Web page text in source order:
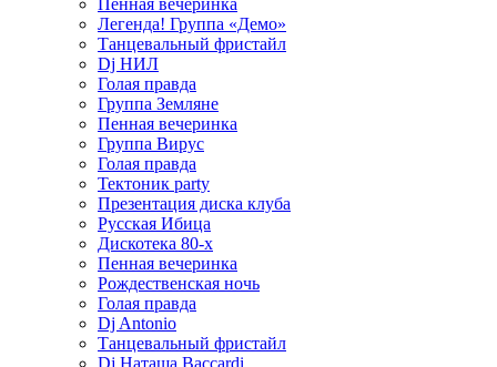
Пенная вечеринка
Легенда! Группа «Демо»
Танцевальный фристайл
Dj НИЛ
Голая правда
Группа Земляне
Пенная вечеринка
Группа Вирус
Голая правда
Тектоник party
Презентация диска клуба
Русская Ибица
Дискотека 80-х
Пенная вечеринка
Рождественская ночь
Голая правда
Dj Antonio
Танцевальный фристайл
Dj Наташа Baccardi